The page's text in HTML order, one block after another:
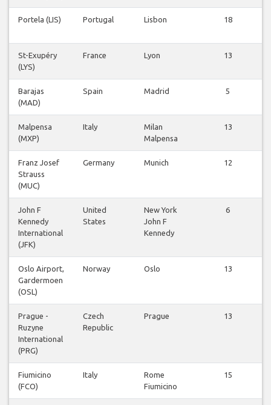
Portela (LIS) Portugal Lisbon 18
St-Exupéry
(LYS)
France Lyon 13
Barajas
(MAD)
Spain Madrid 5
Malpensa
(MXP)
Italy
Milan
Malpensa
13
Franz Josef
Strauss
(MUC)
Germany Munich 12
John F
Kennedy
International
(JFK)
United
States
New York
John F
Kennedy
6
Oslo Airport,
Gardermoen
(OSL)
Norway Oslo 13
Prague -
Ruzyne
International
(PRG)
Czech
Republic
Prague 13
Fiumicino
(FCO)
Italy
Rome
Fiumicino
15